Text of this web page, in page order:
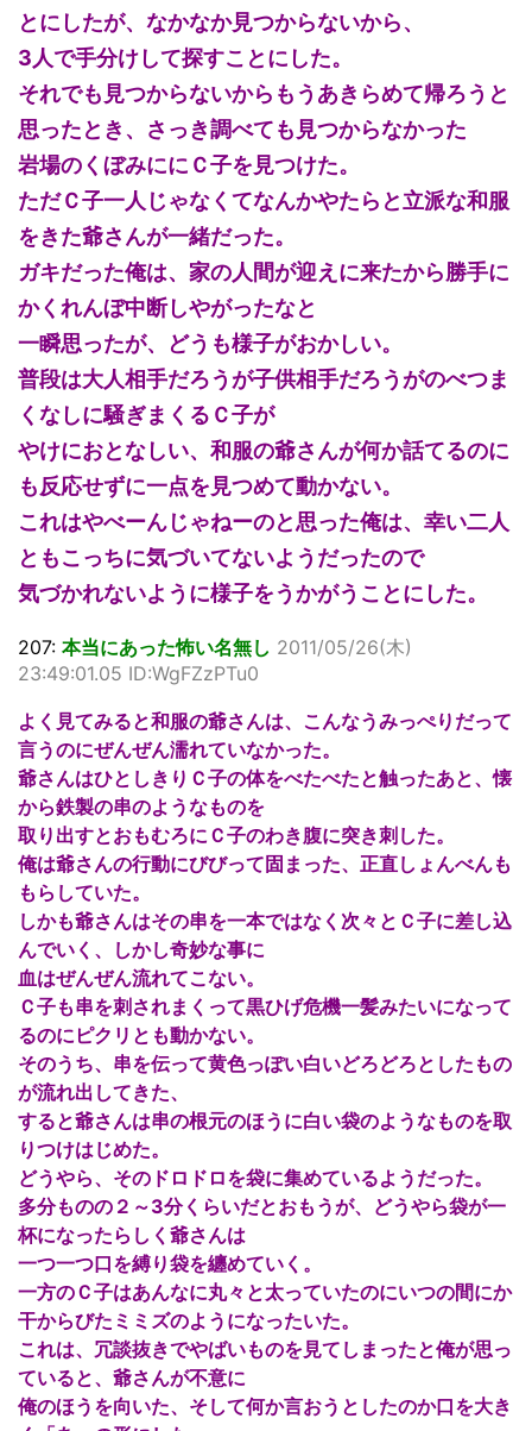
とにしたが、なかなか見つからないから、
3人で手分けして探すことにした。
それでも見つからないからもうあきらめて帰ろうと
思ったとき、さっき調べても見つからなかった
岩場のくぼみににＣ子を見つけた。
ただＣ子一人じゃなくてなんかやたらと立派な和服
をきた爺さんが一緒だった。
ガキだった俺は、家の人間が迎えに来たから勝手に
かくれんぼ中断しやがったなと
一瞬思ったが、どうも様子がおかしい。
普段は大人相手だろうが子供相手だろうがのべつま
くなしに騒ぎまくるＣ子が
やけにおとなしい、和服の爺さんが何か話てるのに
も反応せずに一点を見つめて動かない。
これはやべーんじゃねーのと思った俺は、幸い二人
ともこっちに気づいてないようだったので
気づかれないように様子をうかがうことにした。
207: 本当にあった怖い名無し 2011/05/26(木)
23:49:01.05 ID:WgFZzPTu0
よく見てみると和服の爺さんは、こんなうみっぺりだって
言うのにぜんぜん濡れていなかった。
爺さんはひとしきりＣ子の体をべたべたと触ったあと、懐
から鉄製の串のようなものを
取り出すとおもむろにＣ子のわき腹に突き刺した。
俺は爺さんの行動にびびって固まった、正直しょんべんも
もらしていた。
しかも爺さんはその串を一本ではなく次々とＣ子に差し込
んでいく、しかし奇妙な事に
血はぜんぜん流れてこない。
Ｃ子も串を刺されまくって黒ひげ危機一髪みたいになって
るのにピクリとも動かない。
そのうち、串を伝って黄色っぽい白いどろどろとしたもの
が流れ出してきた、
すると爺さんは串の根元のほうに白い袋のようなものを取
りつけはじめた。
どうやら、そのドロドロを袋に集めているようだった。
多分ものの２～3分くらいだとおもうが、どうやら袋が一
杯になったらしく爺さんは
一つ一つ口を縛り袋を纏めていく。
一方のＣ子はあんなに丸々と太っていたのにいつの間にか
干からびたミミズのようになったいた。
これは、冗談抜きでやばいものを見てしまったと俺が思っ
ていると、爺さんが不意に
俺のほうを向いた、そして何か言おうとしたのか口を大き